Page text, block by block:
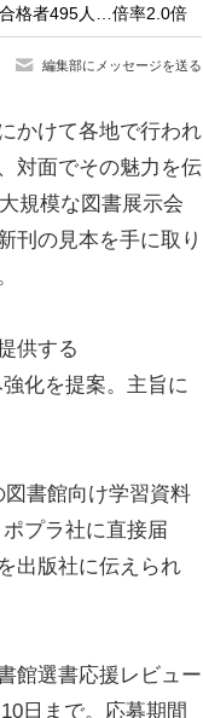
合格者495人…倍率2.0倍
編集部にメッセージを送る
かけて各地で行われ
対面でその魅力を伝
規模な図書展示会
刊の見本を手に取り
供する
化を提案。主旨に
書館向け学習資料
プラ社に直接届
出版社に伝えられ
館選書応援レビュー
日まで。応募期間